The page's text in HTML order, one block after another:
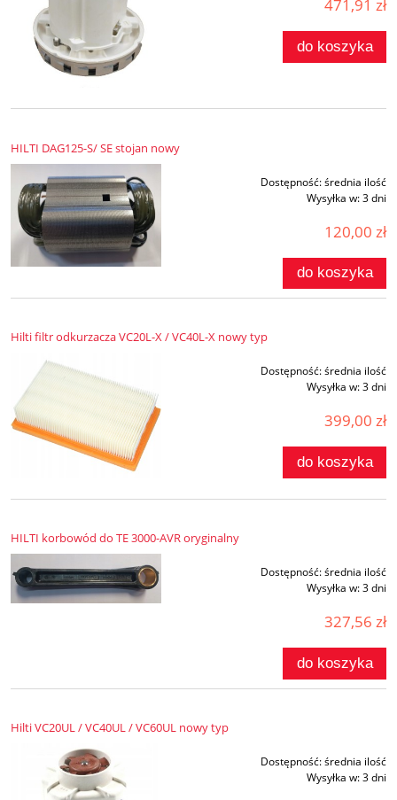
471,91 zł
do koszyka
HILTI DAG125-S/ SE stojan nowy
Dostępność:średnia ilość
Wysyłka w:3 dni
120,00 zł
do koszyka
Hilti filtr odkurzacza VC20L-X / VC40L-X nowy typ
Dostępność:średnia ilość
Wysyłka w:3 dni
399,00 zł
do koszyka
HILTI korbowód do TE 3000-AVR oryginalny
Dostępność:średnia ilość
Wysyłka w:3 dni
327,56 zł
do koszyka
Hilti VC20UL / VC40UL / VC60UL nowy typ
Dostępność:średnia ilość
Wysyłka w:3 dni